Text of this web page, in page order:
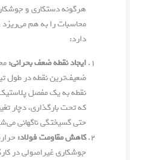
هرگونه دستکاری و
محاسبات را به هم
دارد:
ایجاد نقطه ضعف بحرانی:
ضعیف‌ترین نقطه در طول
نقطه به یک مفصل
که تحت بارگذاری، دچار
حتی گسیختگی ناگهانی
کاهش مقاومت فولاد:
جوشکاری غیراصولی در